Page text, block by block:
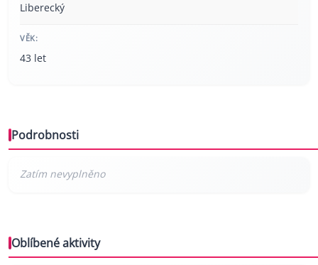
Liberecký
VĚK:
43 let
Podrobnosti
Oblíbené aktivity